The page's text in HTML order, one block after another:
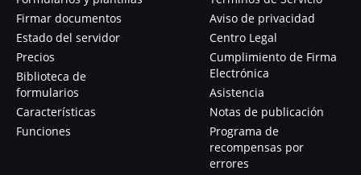
Firmar documentos
Estado del servidor
Precios
Biblioteca de
formularios
Características
Funciones
Aviso de privacidad
Centro Legal
Cumplimiento de Firma
Electrónica
Asistencia
Notas de publicación
Programa de
recompensas por
errores